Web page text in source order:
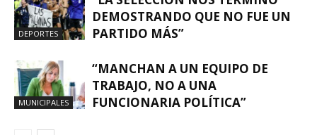
DEPORTES
DEMOSTRANDO QUE NO FUE UN
PARTIDO MÁS”
MUNICIPALES
“MANCHAN A UN EQUIPO DE
TRABAJO, NO A UNA
FUNCIONARIA POLÍTICA”